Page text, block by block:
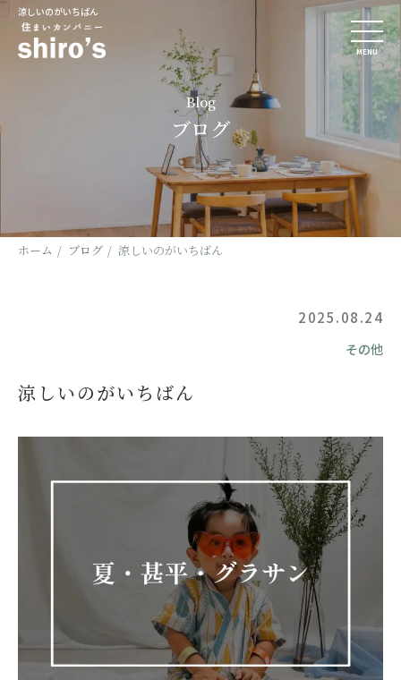
涼しいのがいちばん
MENU
Blog
ブログ
ホーム ブログ 涼しいのがいちばん
2025.08.24
その他
涼しいのがいちばん